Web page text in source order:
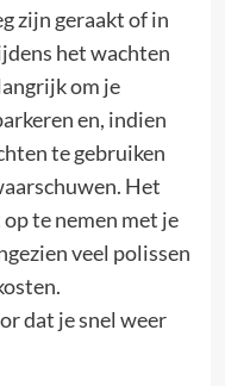
zijn geraakt of in
het wachten
om je
en, indien
te gebruiken
Het
te nemen met je
veel polissen
dat je snel weer